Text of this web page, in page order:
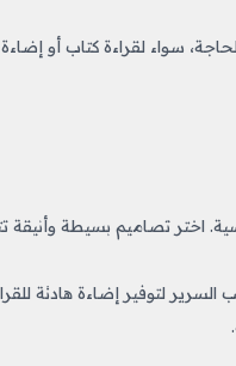
سواء لقراءة كتاب أو إضاءة
اختر تصاميم بسيطة
لتوفير إضاءة هادئة